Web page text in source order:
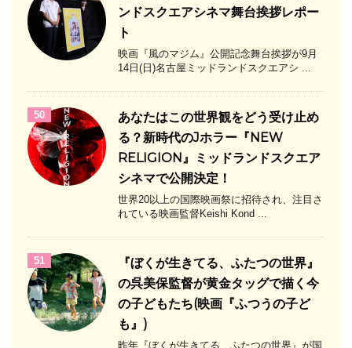
ンドスクエアシネマ舞台挨拶レポー
ト
映画『風のマジム』公開記念舞台挨拶が9月
14日(日)名古屋ミッドランドスクエアシ ...
50
あなたはこの世界観をどう受け止め
る？新時代のJホラー『NEW
RELIGION』ミッドランドスクエア
シネマで公開決定！
世界20以上の国際映画祭に招待され、注目さ
れている映画監督Keishi Kond ...
51
『ぼくが生きてる、ふたつの世界』
の呉美保監督が黄金タッグで描く今
の子どもたち(映画『ふつうの子ど
も』)
昨年『ぼくが生きてる、ふたつの世界』が国